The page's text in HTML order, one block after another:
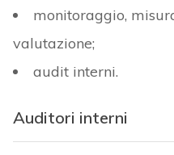
monitoraggio,
valutazione;
audit interni.
Auditori interni